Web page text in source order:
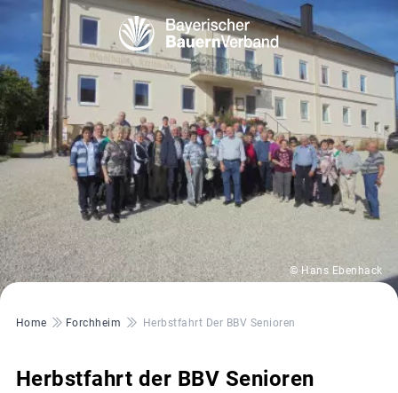
© Hans Ebenhack
Pfadnavigation
Home Forchheim Herbstfahrt Der BBV Senioren
Herbstfahrt der BBV Senioren